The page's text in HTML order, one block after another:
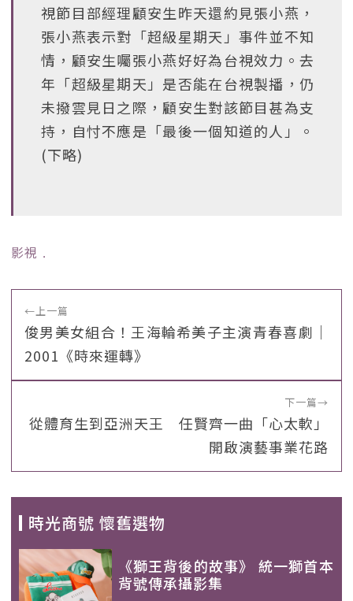
視節目部經理顧安生昨天還約見張小燕，
張小燕表示對「超級星期天」事件並不知
情，顧安生囑張小燕好好為台視效力。去
年「超級星期天」是否能在台視製播，仍
未撥雲見日之際，顧安生對該節目甚為支
持，自忖不應是「最後一個知道的人」。
(下略)
影視 ﹒
←上一篇
俊男美女組合！王海輪希美子主演青春喜劇｜
2001《時來運轉》
下一篇→
從體育生到亞洲天王 任賢齊一曲「心太軟」
開啟演藝事業花路
時光商號 懷舊選物
《獅王背後的故事》 統一獅首本
背號傳承攝影集